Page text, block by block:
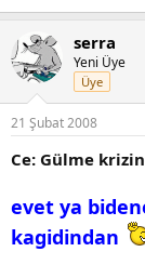
serra
Yeni Üye
Üye
21 Şubat 2008
Ce: Gülme
evet ya
kagidindan